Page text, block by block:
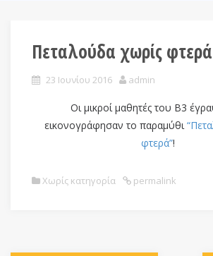
Πεταλούδα χωρίς
23 Ιουνίου 2016 admin
Oι μικροί μαθητές του Β3
εικονογράφησαν το παραμύθι
φτερά”!
Χωρίς κατηγορία permalink